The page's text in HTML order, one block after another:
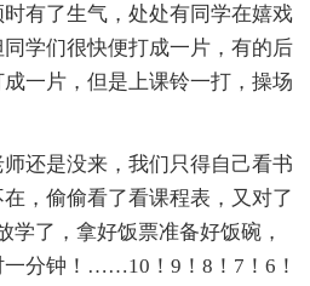
有了生气，处处有同学在嬉戏
学们很快便打成一片，有的后
一片，但是上课铃一打，操场
还是没来，我们只得自己看书
，偷偷看了看课程表，又对了
学了，拿好饭票准备好饭碗，
分钟！……10！9！8！7！6！